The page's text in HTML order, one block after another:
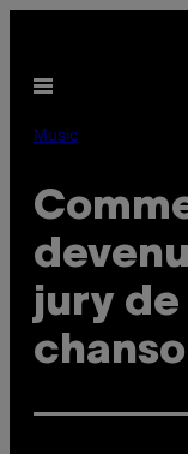
content
Open
Music
jury